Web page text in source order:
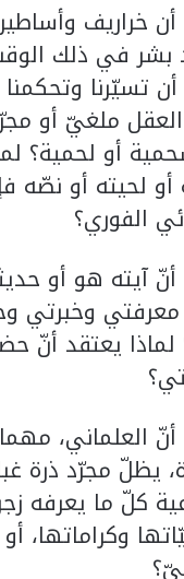
خراريف
بشر في ذلك
تسيّرنا وتحكمنا
العقل ملغيّ أو
أو لحمية؟
أو لحيته أو نصّه
الفوري؟
أنّ آيته هو أو
معرفتي وخبرتي
لماذا يعتقد أنّ
أنّ العلماني،
يظلّ مجرّد ذرة
كلّ ما يعرفه
وكراماتها،